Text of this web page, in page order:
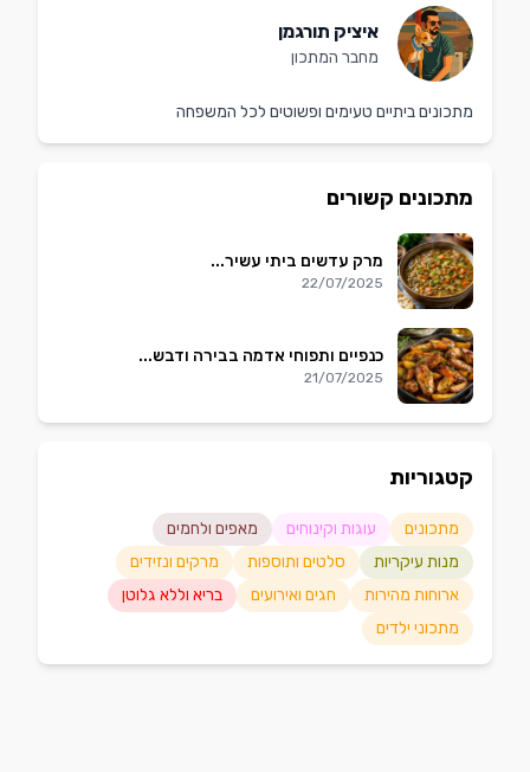
איציק תורגמן
מחבר המתכון
מתכונים ביתיים טעימים ופשוטים לכל המשפחה
מתכונים קשורים
מרק עדשים ביתי עשיר...
22/07/2025
כנפיים ותפוחי אדמה בבירה ודבש...
21/07/2025
קטגוריות
מתכונים עוגות וקינוחים
מאפים ולחמים
מנות עיקריות
סלטים ותוספות
מרקים ונזידים
ארוחות מהירות
חגים ואירועים
בריא וללא גלוטן
מתכוני ילדים